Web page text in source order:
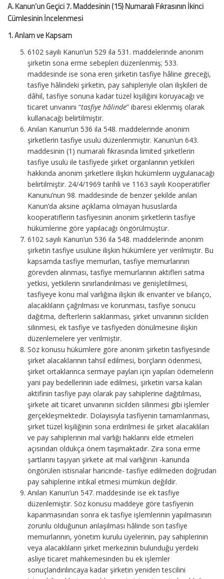
A. Kanun’un Geçici 7. Maddesinin (15) Numaralı Fıkrasının İkinci
Cümlesinin İncelenmesi
1. Anlam ve Kapsam
6102 sayılı Kanun’un 529 ila 531. maddelerinde anonim
şirketin sona erme sebepleri düzenlenmiş; 533.
maddesinde ise sona eren şirketin tasfiye hâline gireceği,
tasfiye hâlindeki şirketin, pay sahipleriyle olan ilişkileri de
dâhil, tasfiye sonuna kadar tüzel kişiliğini koruyacağı ve
ticaret unvanını “tasfiye hâlinde” ibaresi eklenmiş olarak
kullanacağı belirtilmiştir.
Anılan Kanun’un 536 ila 548. maddelerinde anonim
şirketlerin tasfiye usulü düzenlenmiştir. Kanun’un 643.
maddesinin (1) numaralı fıkrasında limited şirketlerin
tasfiye usulü ile tasfiyede şirket organlarının yetkileri
hakkında anonim şirketlere ilişkin hükümlerin uygulanacağı
belirtilmiştir. 24/4/1969 tarihli ve 1163 sayılı Kooperatifler
Kanunu’nun 98. maddesinde de benzer şekilde anılan
Kanun’da aksine açıklama olmayan hususlarda
kooperatiflerin tasfiyesinin anonim şirketlerin tasfiye
hükümlerine göre yapılacağı öngörülmüştür.
6102 sayılı Kanun’un 536 ila 548. maddelerinde anonim
şirketin tasfiye usulüne ilişkin hükümlere yer verilmiştir. Bu
kapsamda tasfiye memurları, tasfiye memurlarının
görevden alınması, tasfiye memurlarının aktifleri satma
yetkisi, yetkilerin sınırlandırılması ve genişletilmesi,
tasfiyeye konu mal varlığına ilişkin ilk envanter ve bilanço,
alacaklıların çağrılması ve korunması, tasfiye sonucu
dağıtma, defterlerin saklanması, şirket unvanının sicilden
silinmesi, ek tasfiye ve tasfiyeden dönülmesine ilişkin
düzenlemelere yer verilmiştir.
Söz konusu hükümlere göre anonim şirketin tasfiyesinde
şirket alacaklarının tahsil edilmesi, borçların ödenmesi,
şirket ortaklarınca sermaye payları için yapılan ödemelerin
yani pay bedellerinin iade edilmesi, şirketin varsa kalan
aktifinin tasfiye payı olarak pay sahiplerine dağıtılması,
şirkete ait ticaret unvanının sicilden silinmesi gibi işlemler
gerçekleşmektedir. Dolayısıyla tasfiyenin tamamlanması,
şirket tüzel kişiliğinin sona erdirilmesi ile şirket alacaklıları
ve pay sahiplerinin mal varlığı haklarını elde etmeleri
açısından oldukça önem taşımaktadır. Zira sona erme
şartlarını taşıyan şirkete ait mal varlığının -kanunda
öngörülen istisnalar haricinde- tasfiye edilmeden doğrudan
pay sahiplerine intikal etmesi mümkün değildir.
Anılan Kanun’un 547. maddesinde ise ek tasfiye
düzenlemiştir. Söz konusu maddeye göre tasfiyenin
kapanmasından sonra ek tasfiye işlemlerinin yapılmasının
zorunlu olduğunun anlaşılması hâlinde son tasfiye
memurlarının, yönetim kurulu üyelerinin, pay sahiplerinin
veya alacaklıların şirket merkezinin bulunduğu yerdeki
asliye ticaret mahkemesinden bu ek işlemler
sonuçlandırılıncaya kadar şirketin yeniden tescilini